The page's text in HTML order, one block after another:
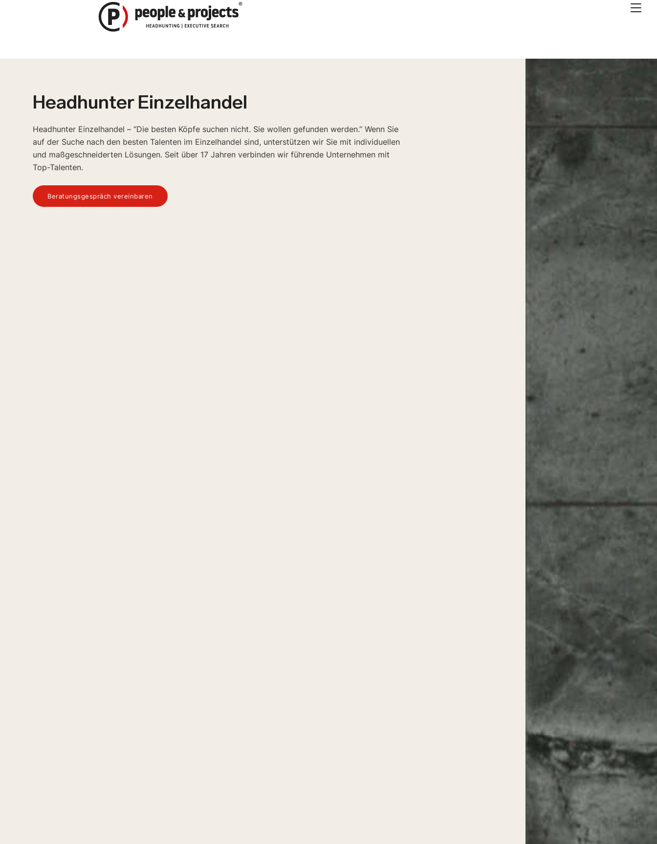
Headhunter Einzelhandel
Headhunter Einzelhandel – “Die besten Köpfe suchen nicht. Sie wollen gefunden werden.” Wenn Sie
auf der Suche nach den besten Talenten im Einzelhandel sind, unterstützen wir Sie mit individuellen
und maßgeschneiderten Lösungen. Seit über 17 Jahren verbinden wir führende Unternehmen mit
Top-Talenten.
Beratungsgespräch vereinbaren